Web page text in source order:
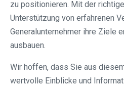
zu positionieren. Mit der
Unterstützung von erfahrenen
Generalunternehmer ihre Ziele
ausbauen.
Wir hoffen, dass Sie aus
wertvolle Einblicke und